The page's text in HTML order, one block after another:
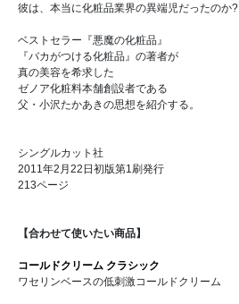
彼は、本当に化粧品業界の異端児だったのか?
ベストセラー『悪魔の化粧品』
『バカがつける化粧品』の著者が
真の美容を希求した
ゼノア化粧料本舗創設者である
父・小沢たかあきの思想を紹介する。
シングルカット社
2011年2月22日初版第1刷発行
213ページ
【合わせて使いたい商品】
コールドクリーム クラシック
ワセリンベースの低刺激コールドクリーム